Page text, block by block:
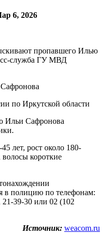
6, 2026
пропавшего Илью
служба ГУ МВД
по Иркутской области
Ильи Сафронова
лет, рост около 180-
короткие
в полицию по телефонам:
39-30 или 02 (102
Источник: weacom.ru